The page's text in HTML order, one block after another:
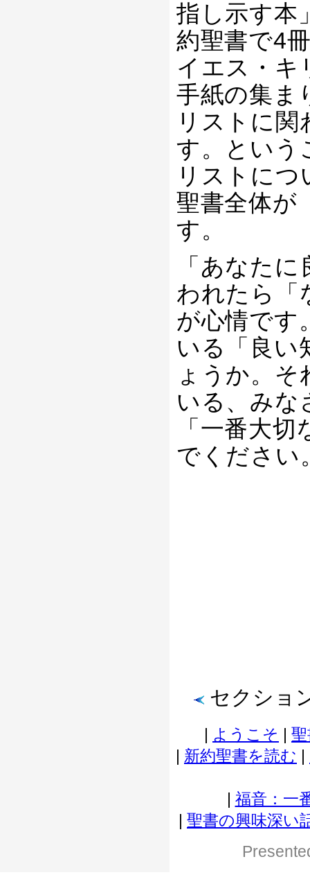
指し示す本
約聖書で4
イエス・キ
手紙の集ま
リストに
す。という
リストに
聖書全体が
す。
「あなた
われたら「
が心情です
いる「良い
ょうか。
いる、みな
「一番大
でください
セクショ
| ようこそ |
| 新約聖書を読む |
| 福音：一
| 聖書の興味深い